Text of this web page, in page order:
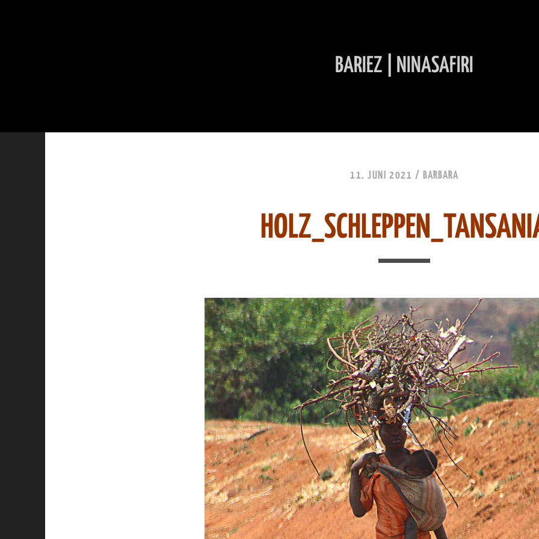
11. JUNI 2021 / BARBARA
BARIEZ | NINASAFIRI